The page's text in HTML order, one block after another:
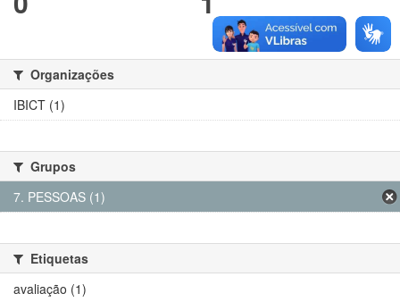
Organizações
IBICT (1)
Grupos
7. PESSOAS (1)
Etiquetas
avaliação (1)